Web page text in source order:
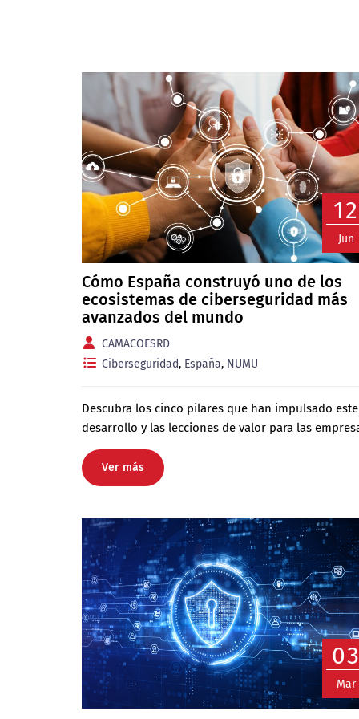
12
Jun
Cómo España construyó uno de los
ecosistemas de ciberseguridad más
avanzados del mundo
CAMACOESRD
Ciberseguridad, España, NUMU
Descubra los cinco pilares que han impulsado este
desarrollo y las lecciones de valor para las
Ver más
Mar